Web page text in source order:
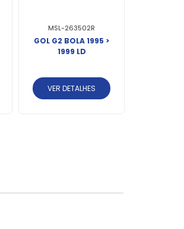
MSL-263502R
GOL G2 BOLA 1995 >
1999 LD
VER DETALHES